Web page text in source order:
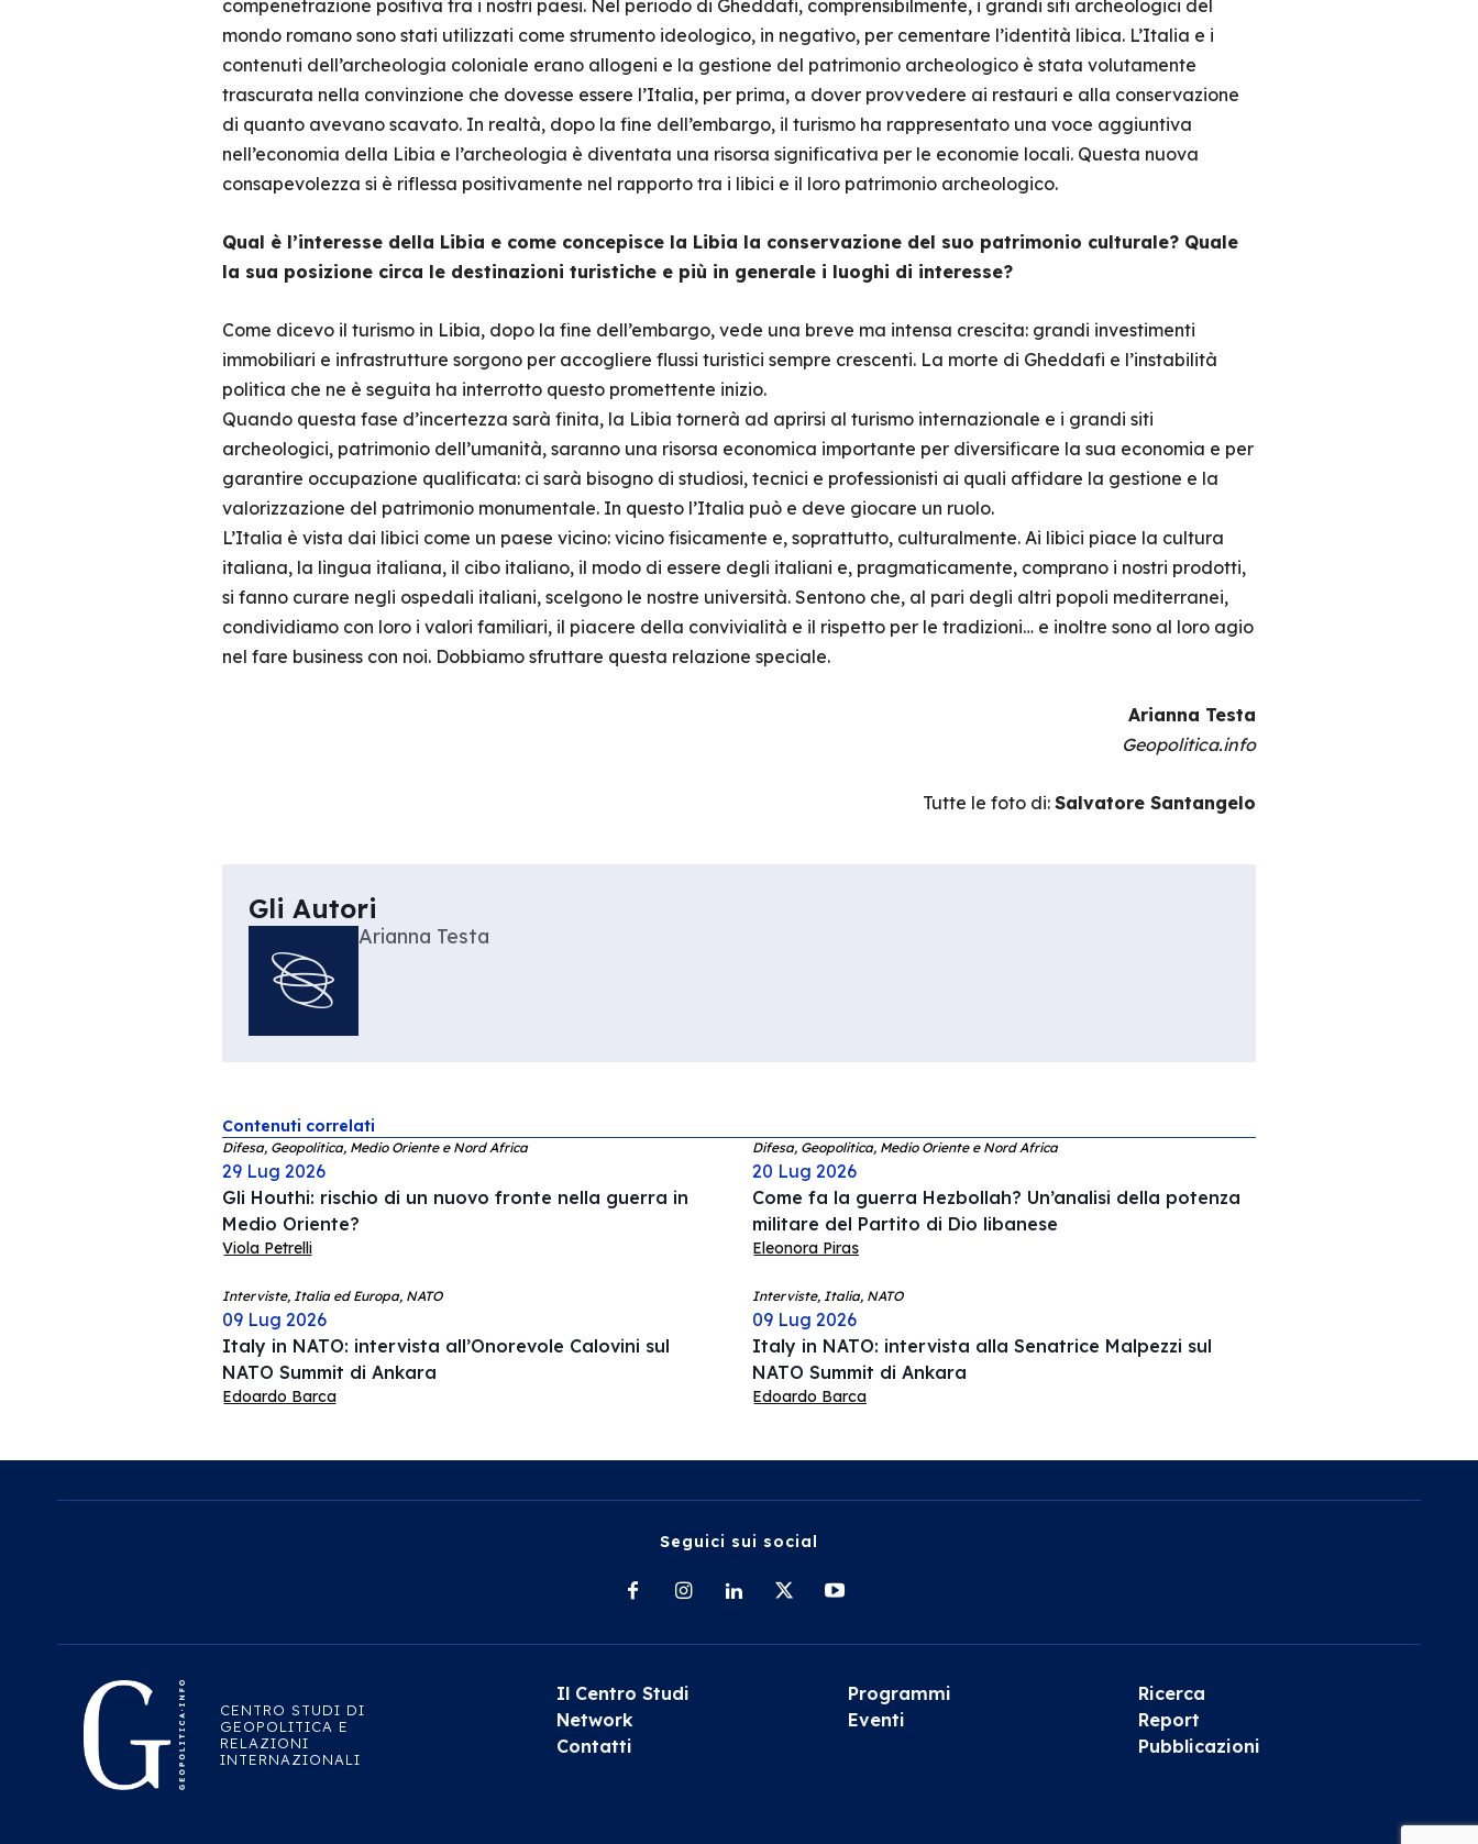
compenetrazione positiva tra i nostri paesi. Nel periodo di Gheddafi, comprensibilmente, i grandi siti archeologici del
mondo romano sono stati utilizzati come strumento ideologico, in negativo, per cementare l’identità libica. L’Italia e i
contenuti dell’archeologia coloniale erano allogeni e la gestione del patrimonio archeologico è stata volutamente
trascurata nella convinzione che dovesse essere l’Italia, per prima, a dover provvedere ai restauri e alla conservazione
di quanto avevano scavato. In realtà, dopo la fine dell’embargo, il turismo ha rappresentato una voce aggiuntiva
nell’economia della Libia e l’archeologia è diventata una risorsa significativa per le economie locali. Questa nuova
consapevolezza si è riflessa positivamente nel rapporto tra i libici e il loro patrimonio archeologico.
Qual è l’interesse della Libia e come concepisce la Libia la conservazione del suo patrimonio culturale? Quale
la sua posizione circa le destinazioni turistiche e più in generale i luoghi di interesse?
Come dicevo il turismo in Libia, dopo la fine dell’embargo, vede una breve ma intensa crescita: grandi investimenti
immobiliari e infrastrutture sorgono per accogliere flussi turistici sempre crescenti. La morte di Gheddafi e l’instabilità
politica che ne è seguita ha interrotto questo promettente inizio.
Quando questa fase d’incertezza sarà finita, la Libia tornerà ad aprirsi al turismo internazionale e i grandi siti
archeologici, patrimonio dell’umanità, saranno una risorsa economica importante per diversificare la sua economia e per
garantire occupazione qualificata: ci sarà bisogno di studiosi, tecnici e professionisti ai quali affidare la gestione e la
valorizzazione del patrimonio monumentale. In questo l’Italia può e deve giocare un ruolo.
L’Italia è vista dai libici come un paese vicino: vicino fisicamente e, soprattutto, culturalmente. Ai libici piace la cultura
italiana, la lingua italiana, il cibo italiano, il modo di essere degli italiani e, pragmaticamente, comprano i nostri prodotti,
si fanno curare negli ospedali italiani, scelgono le nostre università. Sentono che, al pari degli altri popoli mediterranei,
condividiamo con loro i valori familiari, il piacere della convivialità e il rispetto per le tradizioni… e inoltre sono al loro agio
nel fare business con noi. Dobbiamo sfruttare questa relazione speciale.
Arianna Testa
Geopolitica.info
Tutte le foto di: Salvatore Santangelo
Gli Autori
Arianna Testa
Contenuti correlati
Difesa, Geopolitica, Medio Oriente e Nord Africa
29 Lug 2026
Gli Houthi: rischio di un nuovo fronte nella guerra in
Medio Oriente?
Viola Petrelli
Difesa, Geopolitica, Medio Oriente e Nord Africa
20 Lug 2026
Come fa la guerra Hezbollah? Un’analisi della potenza
militare del Partito di Dio libanese
Eleonora Piras
Interviste, Italia ed Europa, NATO
09 Lug 2026
Italy in NATO: intervista all’Onorevole Calovini sul
NATO Summit di Ankara
Edoardo Barca
Interviste, Italia, NATO
09 Lug 2026
Italy in NATO: intervista alla Senatrice Malpezzi sul
NATO Summit di Ankara
Edoardo Barca
Seguici sui social
CENTRO STUDI DI
GEOPOLITICA E
RELAZIONI
INTERNAZIONALI
Il Centro Studi
Network
Contatti
Programmi
Eventi
Ricerca
Report
Pubblicazioni